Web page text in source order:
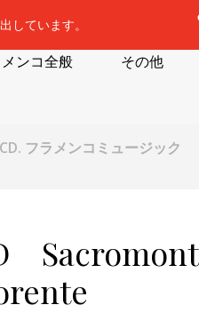
しています。
ンコ全般 その他
CD. フラメンコミュージック